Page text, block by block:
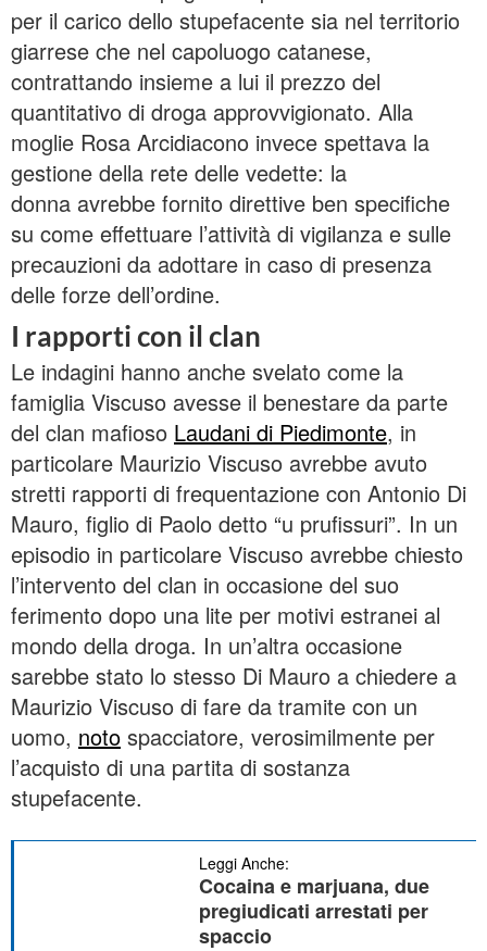
per il carico dello stupefacente sia nel territorio
giarrese che nel capoluogo catanese,
contrattando insieme a lui il prezzo del
quantitativo di droga approvvigionato. Alla
moglie Rosa Arcidiacono invece spettava la
gestione della rete delle vedette: la
donna avrebbe fornito direttive ben specifiche
su come effettuare l’attività di vigilanza e sulle
precauzioni da adottare in caso di presenza
delle forze dell’ordine.
I rapporti con il clan
Le indagini hanno anche svelato come la
famiglia Viscuso avesse il benestare da parte
del clan mafioso Laudani di Piedimonte, in
particolare Maurizio Viscuso avrebbe avuto
stretti rapporti di frequentazione con Antonio Di
Mauro, figlio di Paolo detto “u prufissuri”. In un
episodio in particolare Viscuso avrebbe chiesto
l’intervento del clan in occasione del suo
ferimento dopo una lite per motivi estranei al
mondo della droga. In un’altra occasione
sarebbe stato lo stesso Di Mauro a chiedere a
Maurizio Viscuso di fare da tramite con un
uomo, noto spacciatore, verosimilmente per
l’acquisto di una partita di sostanza
stupefacente.
Leggi Anche:
Cocaina e marjuana, due
pregiudicati arrestati per
spaccio